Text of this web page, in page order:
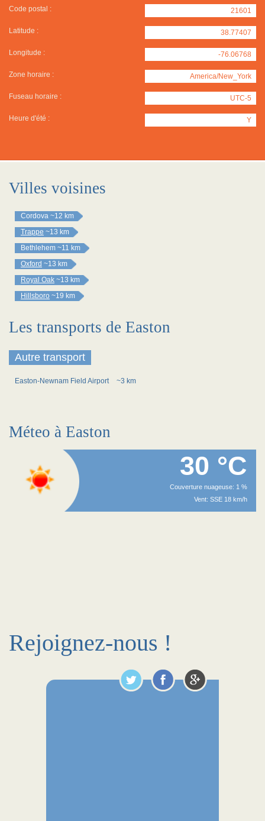
Code postal : 21601
Latitude : 38.77407
Longitude : -76.06768
Zone horaire : America/New_York
Fuseau horaire : UTC-5
Heure d'été : Y
Villes voisines
Cordova ~12 km
Trappe ~13 km
Bethlehem ~11 km
Oxford ~13 km
Royal Oak ~13 km
Hillsboro ~19 km
Les transports de Easton
Autre transport
Easton-Newnam Field Airport ~3 km
Méteo à Easton
30 °C
Couverture nuageuse: 1 %
Vent: SSE 18 km/h
Rejoignez-nous !